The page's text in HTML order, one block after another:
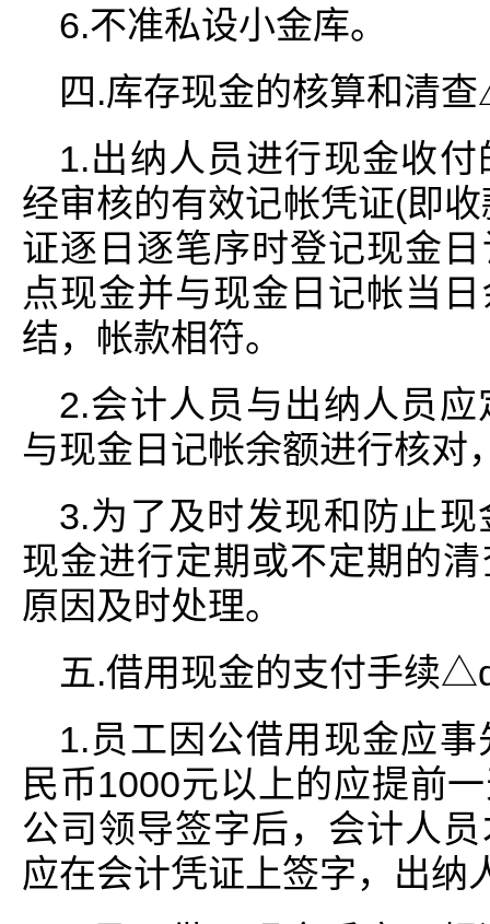
6.不准私设小金库。
四.库存现金的核算和清
1.出纳人员进行现金收
经审核的有效记帐凭证(即
证逐日逐笔序时登记现金
点现金并与现金日记帐当
结，帐款相符。
2.会计人员与出纳人员
与现金日记帐余额进行核对
3.为了及时发现和防止
现金进行定期或不定期的
原因及时处理。
五.借用现金的支付手续
1.员工因公借用现金应
民币1000元以上的应提前
公司领导签字后，会计人
应在会计凭证上签字，出纳